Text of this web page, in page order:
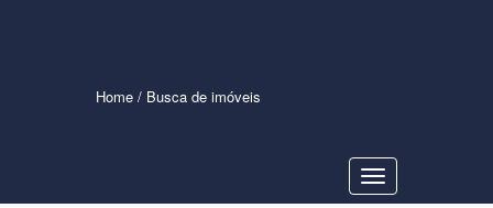
Home / Busca de imóveis
Navegaçåo